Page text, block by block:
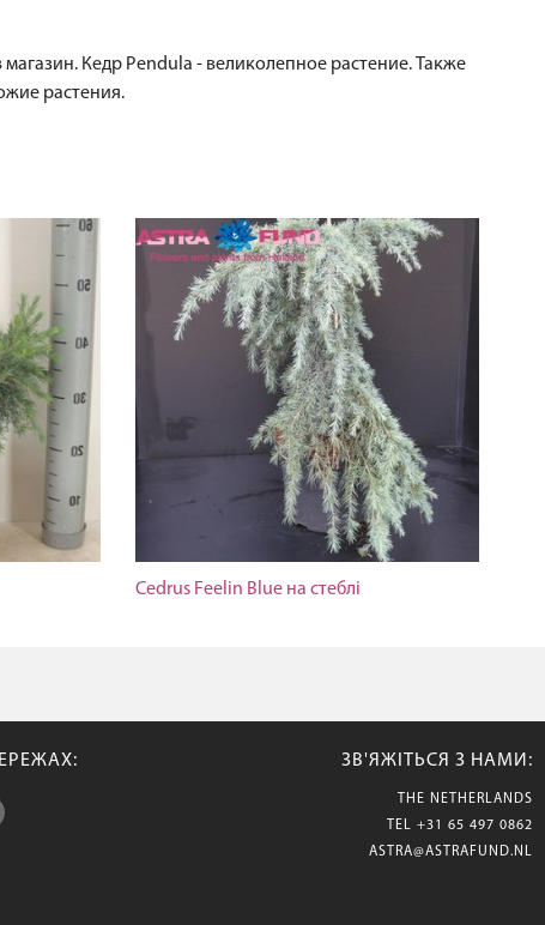
Кедр Pendula - великолепное растение. Также
растения.
Cedrus Feelin Blue на стеблі
ЗВ'ЯЖІТЬСЯ З НАМИ:
THE NETHERLANDS
TEL +31 65 497 0862
ASTRA@ASTRAFUND.NL